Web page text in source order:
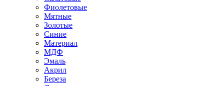
Фиолетовые
Мятные
Золотые
Синие
Материал
МДФ
Эмаль
Акрил
Береза